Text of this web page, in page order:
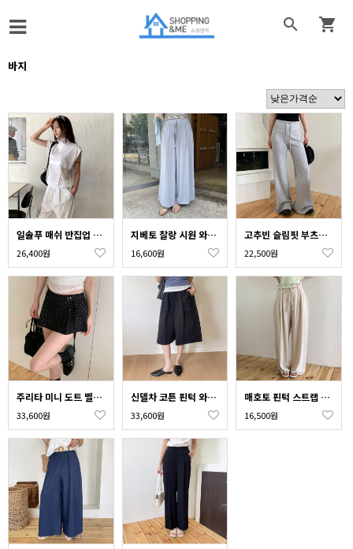
 
바지
일솔푸 매쉬 반집업 아노락 베스트
26,400원
지베토 찰랑 시원 와이드 밴딩 팬츠
16,600원
고추빈 슬림핏 부츠컷 폴딩 밴딩 팬츠
22,500원
주리타 미니 도트 벨티드 랩 스커트 팬츠
33,600원
신델차 코튼 핀턱 와이드 밴딩 버뮤다 팬츠
33,600원
매호토 핀턱 스트랩 와이드 밴딩 슬랙스
16,500원